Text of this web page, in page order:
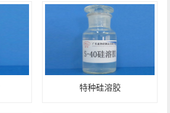
特种硅溶胶